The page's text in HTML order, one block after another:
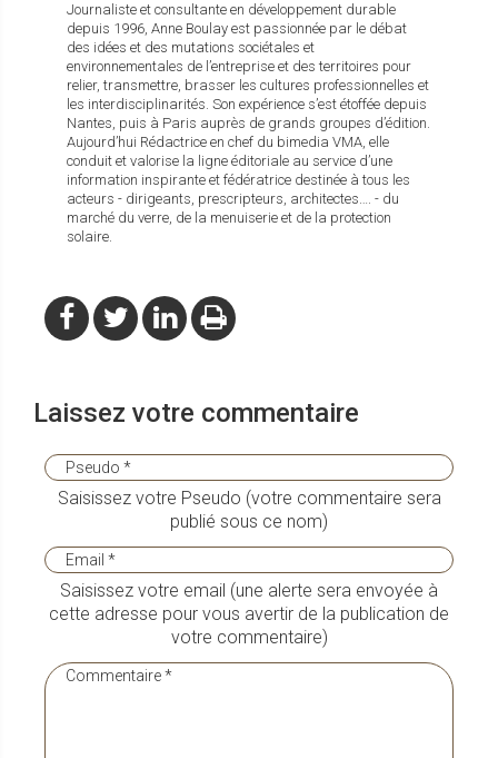
Journaliste et consultante en développement durable
depuis 1996, Anne Boulay est passionnée par le débat
des idées et des mutations sociétales et
environnementales de l’entreprise et des territoires pour
relier, transmettre, brasser les cultures professionnelles et
les interdisciplinarités. Son expérience s’est étoffée depuis
Nantes, puis à Paris auprès de grands groupes d’édition.
Aujourd’hui Rédactrice en chef du bimedia VMA, elle
conduit et valorise la ligne éditoriale au service d’une
information inspirante et fédératrice destinée à tous les
acteurs - dirigeants, prescripteurs, architectes…. - du
marché du verre, de la menuiserie et de la protection
solaire.
Laissez votre commentaire
Saisissez votre Pseudo (votre commentaire sera
publié sous ce nom)
Saisissez votre email (une alerte sera envoyée à
cette adresse pour vous avertir de la publication de
votre commentaire)